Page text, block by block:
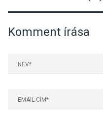
Komment írása